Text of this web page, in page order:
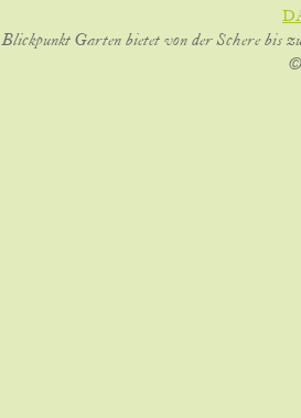
Blickpunkt Garten bietet von der Schere bis